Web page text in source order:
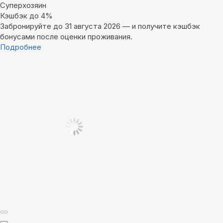
Суперхозяин
Кэшбэк до 4%
Забронируйте до 31 августа 2026 — и получите кэшбэк
бонусами после оценки проживания.
Подробнее